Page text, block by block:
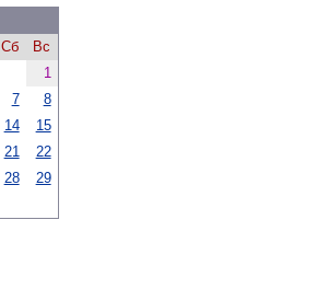
Сб
Вс
1
7
8
14
15
21
22
28
29